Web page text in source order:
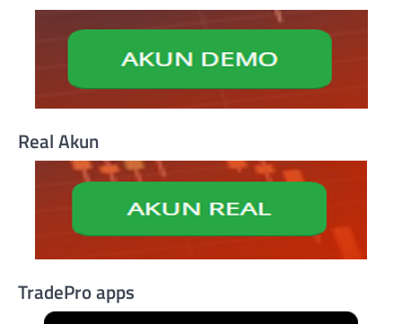
Real Akun
TradePro apps